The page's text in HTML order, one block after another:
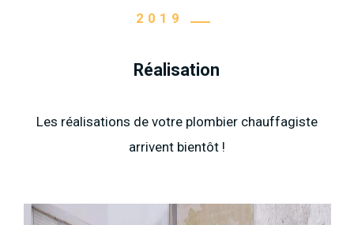
2019
Réalisation
Les réalisations de votre plombier chauffagiste
arrivent bientôt !